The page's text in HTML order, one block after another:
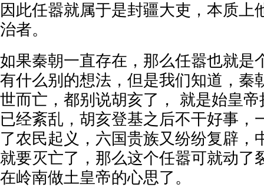
因此任嚣就属于是封疆大吏，本质上
治者。
如果秦朝一直存在，那么任嚣也就是
有什么别的想法，但是我们知道，秦
世而亡，都别说胡亥了， 就是始皇
已经紊乱，胡亥登基之后不干好事，
了农民起义，六国贵族又纷纷复辟，
就要灭亡了，那么这个任嚣可就动了
在岭南做土皇帝的心思了。